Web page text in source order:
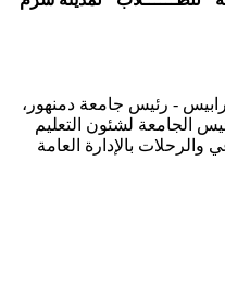
- رئيس جامعة دمنهور،
الجامعة لشئون التعليم
والرحلات بالإدارة العامة